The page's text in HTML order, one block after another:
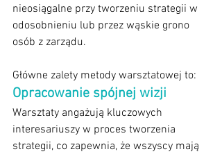
nieosiągalne przy tworzeniu strategii w
odosobnieniu lub przez wąskie grono
osób z zarządu.
Główne zalety metody warsztatowej to:
Opracowanie spójnej wizji
Warsztaty angażują kluczowych
interesariuszy w proces tworzenia
strategii, co zapewnia, że wszyscy mają